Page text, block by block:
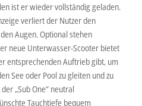
ist er wieder vollständig geladen.
verliert der Nutzer den
Augen. Optional stehen
neue Unterwasser-Scooter bietet
entsprechenden Auftrieb gibt, um
See oder Pool zu gleiten und zu
„Sub One“ neutral
Tauchtiefe bequem